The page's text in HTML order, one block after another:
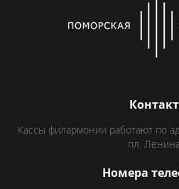
Кассы филармонии работают по
пл.
Номера